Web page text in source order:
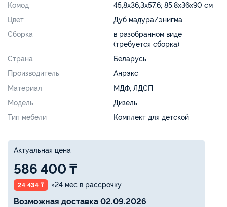
Комод
45,8х36,3х57,6; 85.8x36x90 см
Цвет
Дуб мадура/энигма
Сборка
в разобранном виде (требуется
сборка)
Страна
Беларусь
Производитель
Анрэкс
Материал
МДФ, ЛДСП
Модель
Дизель
Тип мебели
Комплект для детской
Актуальная цена
586 400 ₸
24 434 ₸ ×24 мес в рассрочку
Возможная доставка 02.09.2026